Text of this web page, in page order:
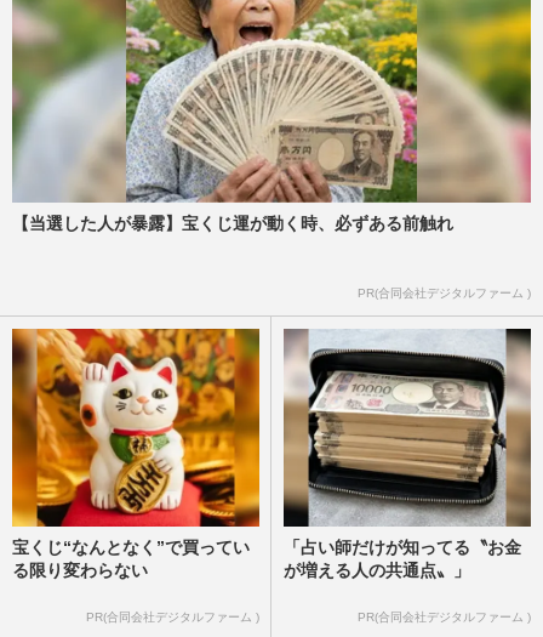
【当選した人が暴露】宝くじ運が動く時、必ずある前触れ
PR(合同会社デジタルファーム )
宝くじ“なんとなく”で買ってい
る限り変わらない
PR(合同会社デジタルファーム )
「占い師だけが知ってる〝お金
が増える人の共通点〟」
PR(合同会社デジタルファーム )